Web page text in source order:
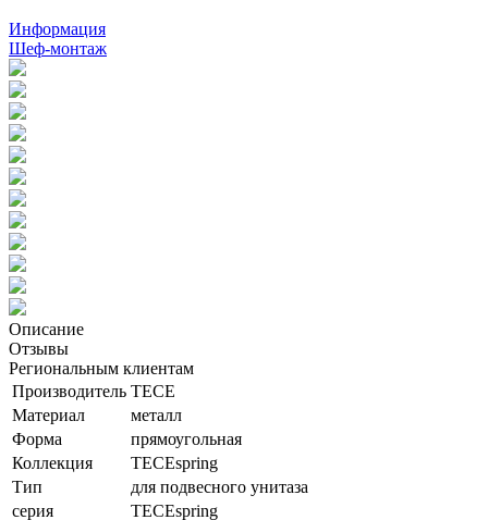
Информация
Шеф-монтаж
Описание
Отзывы
Региональным клиентам
Производитель TECE
Материал
металл
Форма
прямоугольная
Коллекция
TECEspring
Тип
для подвесного унитаза
серия
TECEspring